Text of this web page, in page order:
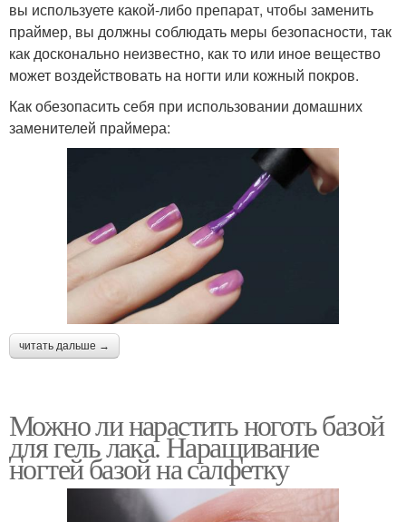
вы используете какой-либо препарат, чтобы заменить
праймер, вы должны соблюдать меры безопасности, так
как досконально неизвестно, как то или иное вещество
может воздействовать на ногти или кожный покров.
Как обезопасить себя при использовании домашних
заменителей праймера:
читать дальше →
Можно ли нарастить ноготь базой
для гель лака. Наращивание
ногтей базой на салфетку